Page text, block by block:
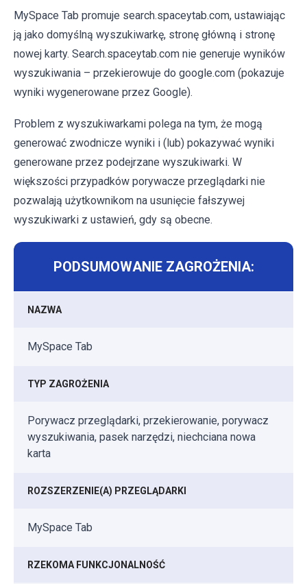
MySpace Tab promuje search.spaceytab.com, ustawiając
ją jako domyślną wyszukiwarkę, stronę główną i stronę
nowej karty. Search.spaceytab.com nie generuje wyników
wyszukiwania – przekierowuje do google.com (pokazuje
wyniki wygenerowane przez Google).
Problem z wyszukiwarkami polega na tym, że mogą
generować zwodnicze wyniki i (lub) pokazywać wyniki
generowane przez podejrzane wyszukiwarki. W
większości przypadków porywacze przeglądarki nie
pozwalają użytkownikom na usunięcie fałszywej
wyszukiwarki z ustawień, gdy są obecne.
PODSUMOWANIE ZAGROŻENIA:
NAZWA
MySpace Tab
TYP ZAGROŻENIA
Porywacz przeglądarki, przekierowanie, porywacz
wyszukiwania, pasek narzędzi, niechciana nowa
karta
ROZSZERZENIE(A) PRZEGLĄDARKI
MySpace Tab
RZEKOMA FUNKCJONALNOŚĆ